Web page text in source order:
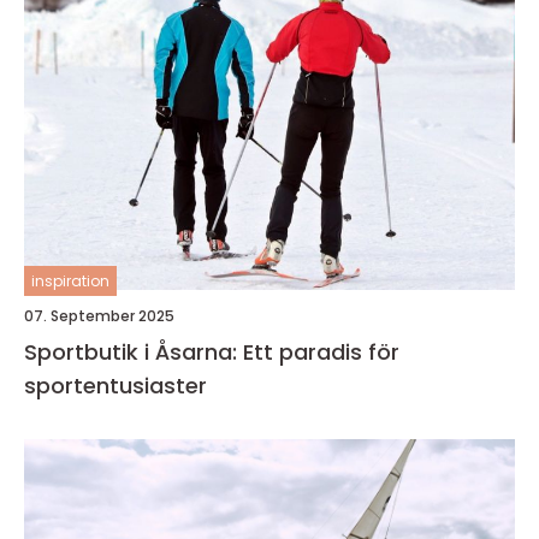
inspiration
07. September 2025
Sportbutik i Åsarna: Ett paradis för
sportentusiaster